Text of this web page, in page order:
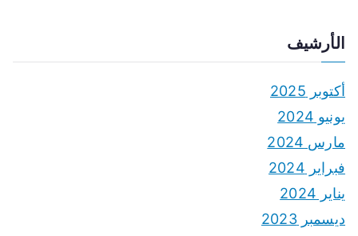
الأرشيف
أكتوبر 2025
يونيو 2024
مارس 2024
فبراير 2024
يناير 2024
ديسمبر 2023